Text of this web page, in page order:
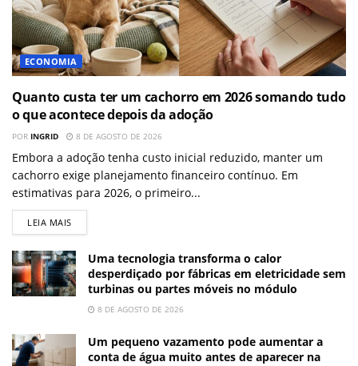
ECONOMIA
Quanto custa ter um cachorro em 2026 somando tudo
o que acontece depois da adoção
POR INGRID 8 DE AGOSTO DE 2026
Embora a adoção tenha custo inicial reduzido, manter um
cachorro exige planejamento financeiro contínuo. Em
estimativas para 2026, o primeiro...
LEIA MAIS
Uma tecnologia transforma o calor
desperdiçado por fábricas em eletricidade sem
turbinas ou partes móveis no módulo
8 DE AGOSTO DE 2026
Um pequeno vazamento pode aumentar a
conta de água muito antes de aparecer na